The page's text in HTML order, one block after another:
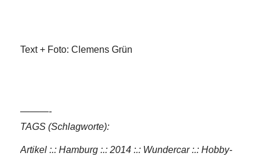
Text + Foto: Clemens Grün
———-
TAGS (Schlagworte):
Artikel :.: Hamburg :.: 2014 :.: Wundercar :.: Hobby-